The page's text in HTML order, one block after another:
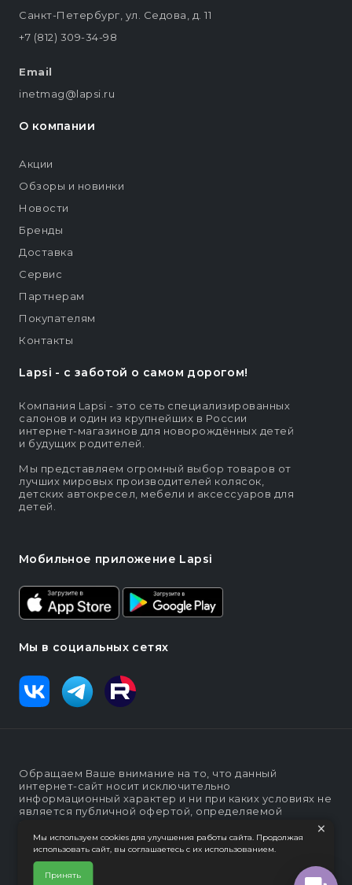
Lapsi - c заботой о самом дорогом!
Компания Lapsi - это сеть специализированных
салонов и один из крупнейших в России
интернет-магазинов для новорождённых детей
и будущих родителей.
Мы представляем огромный выбор товаров от
лучших мировых производителей колясок,
детских автокресел, мебели и аксессуаров для
детей.
Мобильное приложение Lapsi
Мы в социальных сетях
Санкт-Петербург, ул. Седова, д. 11
+7 (812) 309-34-98
Email
inetmag@lapsi.ru
О компании
Акции
Обзоры и новинки
Новости
Бренды
Доставка
Сервис
Партнерам
Покупателям
Контакты
Обращаем Ваше внимание на то, что данный
интернет-сайт носит исключительно
информационный характер и ни при каких условиях не
является публичной офертой, определяемой
положениями статьи п. 2 ст. 437 Гражданского кодекса
Российской Федерации
Политика конфеденциальности
Интернет-магазин "Lapsi".
×
Мы используем cookies для улучшения работы сайта. Продолжая
использовать сайт, вы соглашаетесь с их использованием.
Принять